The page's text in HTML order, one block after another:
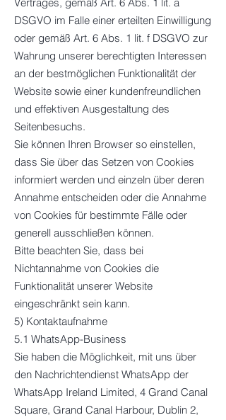
DSGVO im Falle einer erteilten Einwilligung
oder gemäß Art. 6 Abs. 1 lit. f DSGVO zur
Wahrung unserer berechtigten Interessen
an der bestmöglichen Funktionalität der
Website sowie einer kundenfreundlichen
und effektiven Ausgestaltung des
Seitenbesuchs.
Sie können Ihren Browser so einstellen,
dass Sie über das Setzen von Cookies
informiert werden und einzeln über deren
Annahme entscheiden oder die Annahme
von Cookies für bestimmte Fälle oder
generell ausschließen können.
Bitte beachten Sie, dass bei
Nichtannahme von Cookies die
Funktionalität unserer Website
eingeschränkt sein kann.
5) Kontaktaufnahme
5.1 WhatsApp-Business
Sie haben die Möglichkeit, mit uns über
den Nachrichtendienst WhatsApp der
WhatsApp Ireland Limited, 4 Grand Canal
Square, Grand Canal Harbour, Dublin 2,